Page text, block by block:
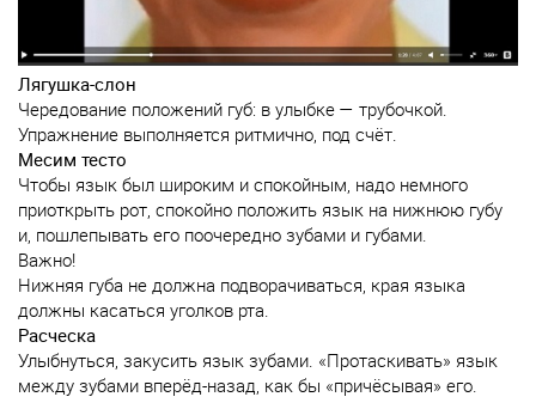
Лягушка-слон
Чередование положений губ: в улыбке — трубочкой.
Упражнение выполняется ритмично, под счёт.
Месим тесто
Чтобы язык был широким и спокойным, надо немного
приоткрыть рот, спокойно положить язык на нижнюю губу
и, пошлепывать его поочередно зубами и губами.
Важно!
Нижняя губа не должна подворачиваться, края языка
должны касаться уголков рта.
Расческа
Улыбнуться, закусить язык зубами. «Протаскивать» язык
между зубами вперёд-назад, как бы «причёсывая» его.